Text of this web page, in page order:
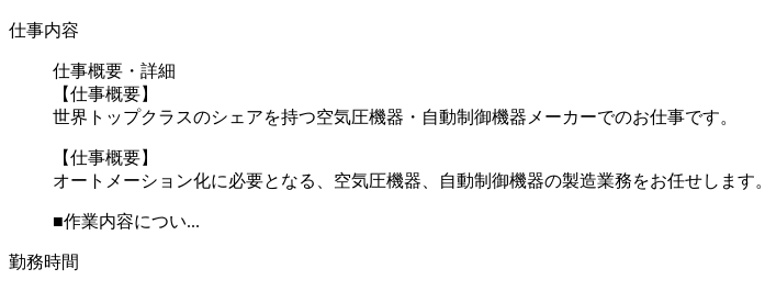
仕事内容
仕事概要・詳細
【仕事概要】
世界トップクラスのシェアを持つ空気圧機器・自動制御機器メーカーでのお仕事です。
【仕事概要】
オートメーション化に必要となる、空気圧機器、自動制御機器の製造業務をお任せします。
■作業内容につい...
勤務時間